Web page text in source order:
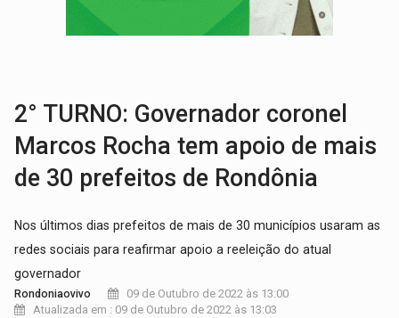
MATERIAL: Brasil tem grandes reservas de urânio, mas produz pouco e
2° TURNO: Governador coronel
Marcos Rocha tem apoio de mais
de 30 prefeitos de Rondônia
Nos últimos dias prefeitos de mais de 30 municípios usaram as
redes sociais para reafirmar apoio a reeleição do atual
governador
Rondoniaovivo
09 de Outubro de 2022 às 13:00
Atualizada em : 09 de Outubro de 2022 às 13:03